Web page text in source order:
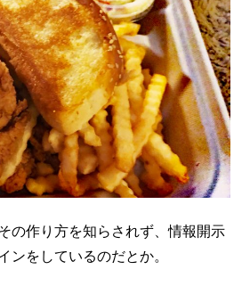
の作り方を知らされず、情報開示
ンをしているのだとか。